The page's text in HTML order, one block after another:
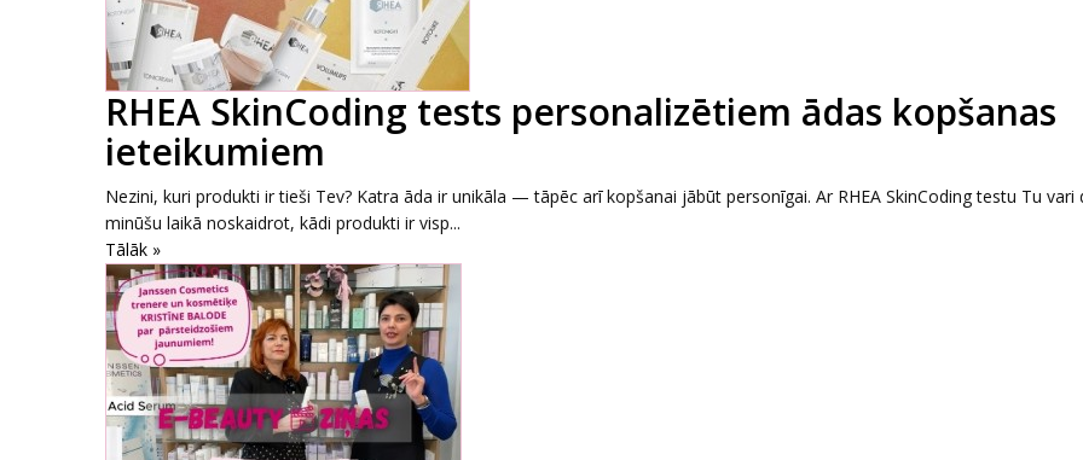
RHEA SkinCoding tests personalizētiem ādas kopšanas
ieteikumiem
Nezini, kuri produkti ir tieši Tev? Katra āda ir unikāla — tāpēc arī kopšanai jābūt personīgai. Ar RHEA SkinCoding testu Tu vari
minūšu laikā noskaidrot, kādi produkti ir visp...
Tālāk »